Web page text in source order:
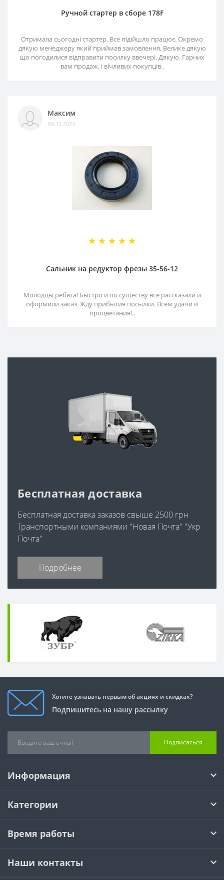
Ручной стартер в сборе 178F
Отримала сьогодні стартер. Все підійшло працює. Окремо
дякую менеджеру який приймав замовлення, Велике дякую
що погодилися відправити посилку ввечері. Дякую. Гарних
вам продаж, і вічливих покупців..
Максим
09.12.2024
Сальник на редуктор фрезы 35-56-12
Молодцы ребята! Быстро и по существу всё рассказали и
оформили заказ. Жду прибытия посылки. Всем удачи и
процветания!..
Бесплатная доставка
Бесплатная доставка заказов свыше 2500 грн
Транспортными компаниями "Новая Почта" "Укр
Почта"
Подробнее
Хотите узнавать первым об акциях и скидках?
Подпишитесь на нашу рассылку
Подписаться
Информация
Категории
Время работы
Наши контакты